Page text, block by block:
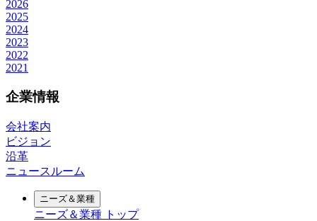
2026
2025
2024
2023
2022
2021
企業情報
会社案内
ビジョン
沿革
ニュースルーム
ニーズ＆業種
ニーズ＆業種 トップ